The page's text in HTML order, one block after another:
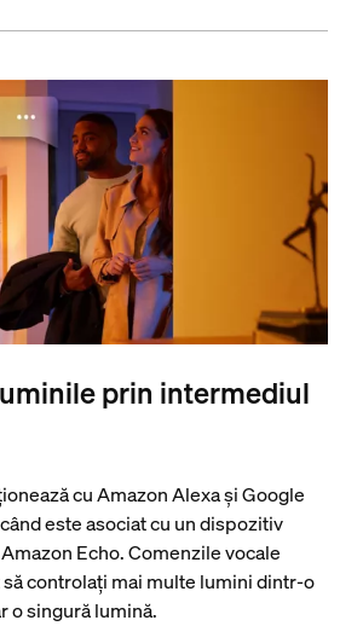
prin intermediul
cu Amazon Alexa și Google
este asociat cu un dispozitiv
Echo. Comenzile vocale
controlați mai multe lumini dintr-o
o singură lumină.